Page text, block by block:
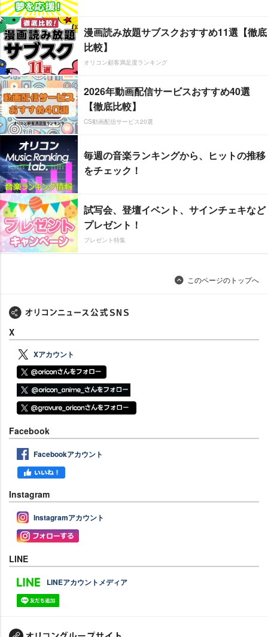
漫画読み放題サブスクおすすめ11選【徹底
比較】
オリコン顧客満足度ランキング
2026年動画配信サービスおすすめ40選
【徹底比較】
CS動画配信サービス20選
毎週の音楽ランキングから、ヒットの推移
をチェック！
試写会、登壇イベント、サインチェキなど
プレゼント！
プレゼント特集
このページのトップへ
X
Xアカウント
Facebook
Facebookアカウント
Instagram
Instagramアカウント
LINE
LINEアカウントメディア